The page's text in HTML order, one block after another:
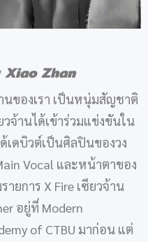
Xiao Zhan
นของเรา เป็นหนุ่มสัญชาติ
จ้านได้เข้าร่วมแข่งขันใน
เดบิวต์เป็นศิลปินของวง
Vocal และหน้าตาของ
ายการ X Fire เซียวจ้าน
อยู่ที่ Modern
of CTBU มาก่อน แต่